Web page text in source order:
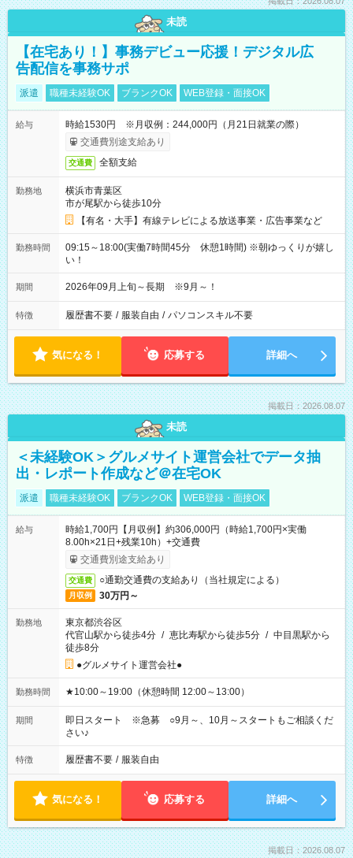
未読
【在宅あり！】事務デビュー応援！デジタル広
告配信を事務サポ
派遣 職種未経験OK ブランクOK WEB登録・面接OK
給与
時給1530円 ※月収例：244,000円（月21日就業の際）
交通費別途支給あり
交通費 全額支給
勤務地
横浜市青葉区
市が尾駅から徒歩10分
【有名・大手】有線テレビによる放送事業・広告事業など
勤務時間
09:15～18:00(実働7時間45分 休憩1時間) ※朝ゆっくりが嬉し
い！
期間 2026年09月上旬～長期 ※9月～！
特徴 履歴書不要 / 服装自由 / パソコンスキル不要
気になる！ 応募する 詳細へ
掲載日：2026.08.07
未読
＜未経験OK＞グルメサイト運営会社でデータ抽
出・レポート作成など＠在宅OK
派遣 職種未経験OK ブランクOK WEB登録・面接OK
給与
時給1,700円【月収例】約306,000円（時給1,700円×実働
8.00h×21日+残業10h）+交通費
交通費別途支給あり
交通費 ○通勤交通費の支給あり（当社規定による）
月収例 30万円～
勤務地
東京都渋谷区
代官山駅から徒歩4分 / 恵比寿駅から徒歩5分 / 中目黒駅から
徒歩8分
●グルメサイト運営会社●
勤務時間 ★10:00～19:00（休憩時間 12:00～13:00）
期間
即日スタート ※急募 ○9月～、10月～スタートもご相談くだ
さい♪
特徴 履歴書不要 / 服装自由
気になる！ 応募する 詳細へ
掲載日：2026.08.07